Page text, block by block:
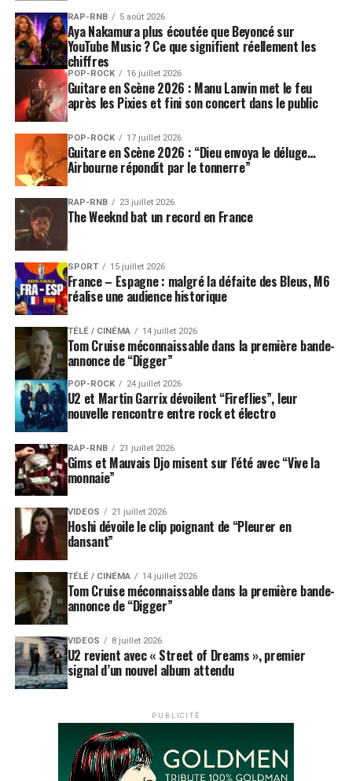
RAP-RNB 5 août 2026
Aya Nakamura plus écoutée que Beyoncé sur
YouTube Music ? Ce que signifient réellement les
chiffres
POP-ROCK 16 juillet 2026
Guitare en Scène 2026 : Manu Lanvin met le feu
après les Pixies et fini son concert dans le public
POP-ROCK 17 juillet 2026
Guitare en Scène 2026 : “Dieu envoya le déluge…
Airbourne répondit par le tonnerre”
RAP-RNB 23 juillet 2026
The Weeknd bat un record en France
SPORT 15 juillet 2026
France – Espagne : malgré la défaite des Bleus, M6
réalise une audience historique
TÉLÉ / CINÉMA 14 juillet 2026
Tom Cruise méconnaissable dans la première bande-
annonce de “Digger”
POP-ROCK 24 juillet 2026
U2 et Martin Garrix dévoilent “Fireflies”, leur
nouvelle rencontre entre rock et électro
RAP-RNB 21 juillet 2026
Gims et Mauvais Djo misent sur l’été avec “Vive la
monnaie”
VIDEOS 21 juillet 2026
Hoshi dévoile le clip poignant de “Pleurer en
dansant”
TÉLÉ / CINÉMA 14 juillet 2026
Tom Cruise méconnaissable dans la première bande-
annonce de “Digger”
VIDEOS 8 juillet 2026
U2 revient avec « Street of Dreams », premier
signal d’un nouvel album attendu
PUBLICITÉ